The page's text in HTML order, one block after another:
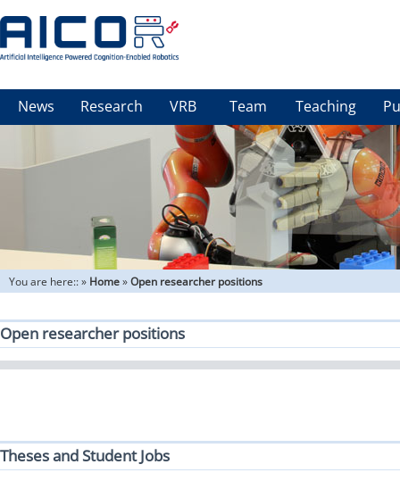
News Research VRB Team Teaching
You are here::» Home»Open researcher positions
Open researcher positions
Theses and Student Jobs